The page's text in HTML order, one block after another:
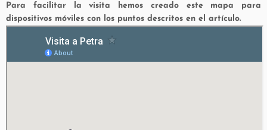
Para facilitar la visita hemos creado este mapa para
dispositivos móviles con los puntos descritos en el artículo.